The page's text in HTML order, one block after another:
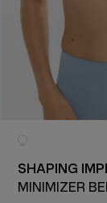
SHAPING
MINIMIZER